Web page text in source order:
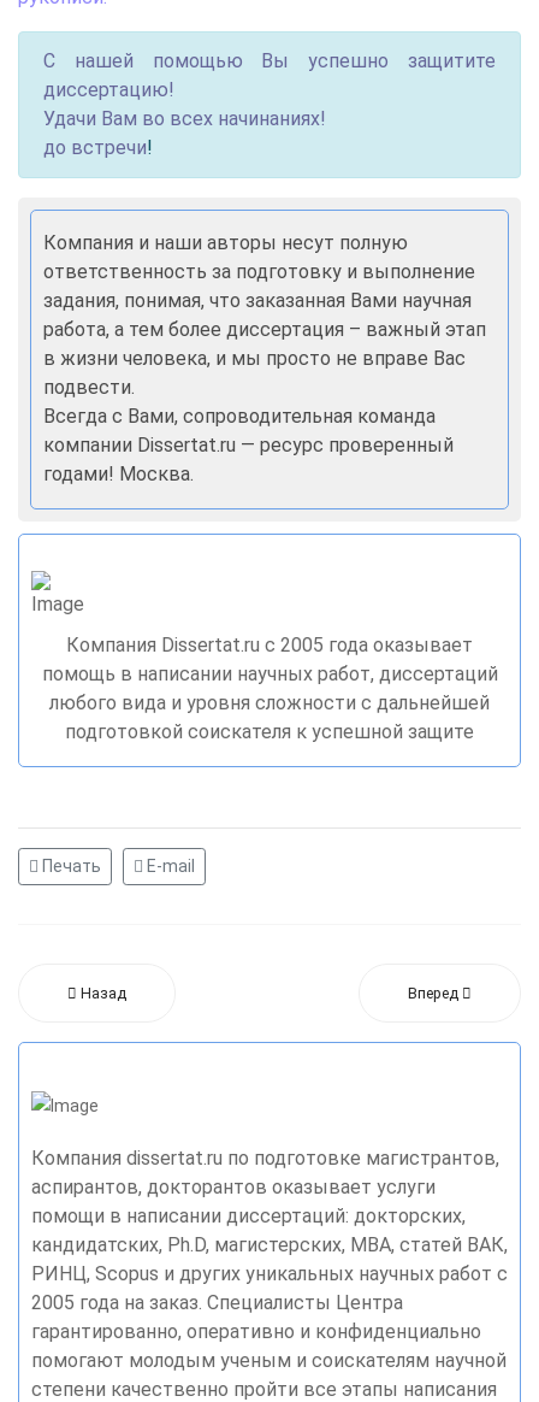
С нашей помощью Вы успешно защитите
диссертацию!
Удачи Вам во всех начинаниях!
до встречи!
Компания и наши авторы несут полную
ответственность за подготовку и выполнение
задания, понимая, что заказанная Вами научная
работа, а тем более диссертация – важный этап
в жизни человека, и мы просто не вправе Вас
подвести.
Всегда с Вами, сопроводительная команда
компании Dissertat.ru — ресурс проверенный
годами! Москва.
Компания Dissertat.ru c 2005 года оказывает
помощь в написании научных работ, диссертаций
любого вида и уровня сложности с дальнейшей
подготовкой соискателя к успешной защите
Печать E-mail
Назад Вперед
Компания dissertat.ru по подготовке магистрантов,
аспирантов, докторантов оказывает услуги
помощи в написании диссертаций: докторских,
кандидатских, Ph.D, магистерских, MBA, статей ВАК,
РИНЦ, Scopus и других уникальных научных работ с
2005 года на заказ. Специалисты Центра
гарантированно, оперативно и конфиденциально
помогают молодым ученым и соискателям научной
степени качественно пройти все этапы написания